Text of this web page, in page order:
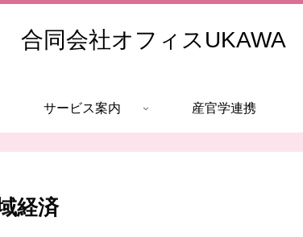
合同会社オフィスUKAWA
サービス案内 産官学連携
経済